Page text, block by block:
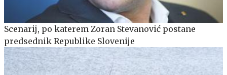
Scenarij, po katerem Zoran Stevanović postane
predsednik Republike Slovenije